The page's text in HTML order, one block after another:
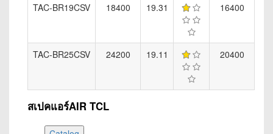
TAC-BR19CSV 18400 19.31 16400
TAC-BR25CSV 24200 19.11 20400
สเปคแอร์AIR TCL